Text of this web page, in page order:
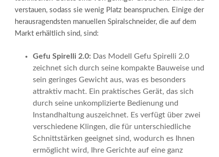
verstauen, sodass sie wenig Platz beanspruchen. Einige der
herausragendsten manuellen Spiralschneider, die auf dem
Markt erhältlich sind, sind:
Gefu Spirelli 2.0: Das Modell Gefu Spirelli 2.0
zeichnet sich durch seine kompakte Bauweise und
sein geringes Gewicht aus, was es besonders
attraktiv macht. Ein praktisches Gerät, das sich
durch seine unkomplizierte Bedienung und
Instandhaltung auszeichnet. Es verfügt über zwei
verschiedene Klingen, die für unterschiedliche
Schnittstärken geeignet sind, wodurch es Ihnen
ermöglicht wird, Ihre Gerichte auf eine ganz